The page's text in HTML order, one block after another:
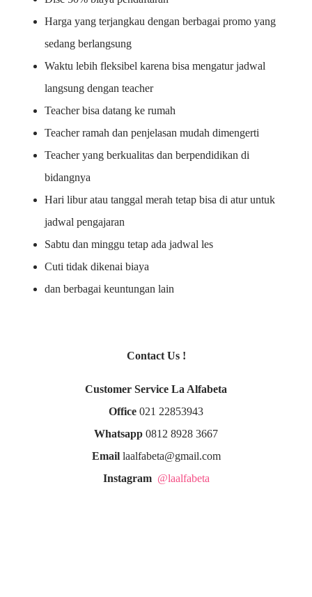
Harga yang terjangkau dengan berbagai promo yang
sedang berlangsung
Waktu lebih fleksibel karena bisa mengatur jadwal
langsung dengan teacher
Teacher bisa datang ke rumah
Teacher ramah dan penjelasan mudah dimengerti
Teacher yang berkualitas dan berpendidikan di
bidangnya
Hari libur atau tanggal merah tetap bisa di atur untuk
jadwal pengajaran
Sabtu dan minggu tetap ada jadwal les
Cuti tidak dikenai biaya
dan berbagai keuntungan lain
Contact Us !
Customer Service La Alfabeta
Office 021 22853943
Whatsapp 0812 8928 3667
Emaillaalfabeta@gmail.com
Instagram @laalfabeta